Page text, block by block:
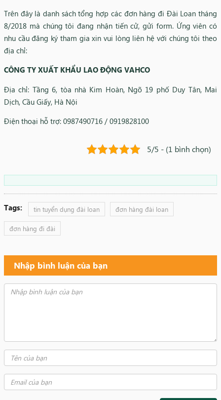
Trên đây là danh sách tổng hợp các đơn hàng đi Đài Loan tháng
8/2018 mà chúng tôi đang nhận tiến cử, gửi form. Ứng viên có
nhu cầu đăng ký tham gia xin vui lòng liên hệ với chúng tôi theo
địa chỉ:
CÔNG TY XUẤT KHẨU LAO ĐỘNG VAHCO
Địa chỉ: Tầng 6, tòa nhà Kim Hoàn, Ngõ 19 phố Duy Tân, Mai
Dịch, Cầu Giấy, Hà Nội
Điện thoại hỗ trợ: 0987490716 / 0919828100
5/5 - (1 bình chọn)
Tags: tin tuyển dụng đài loan đơn hàng đài loan
đơn hàng đi đài
Nhập bình luận của bạn